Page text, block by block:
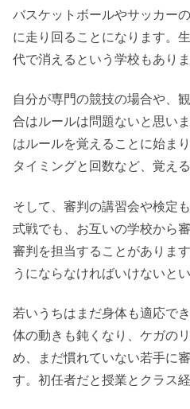
バスケットボールやサッカー
に走り回ることになります。
代で消えるという学校もありま
自分が専門の競技の場合や、
合はルールは問題ないと思い
はルールを覚えることに始ま
タイミングと回数など、覚え
そして、審判の講習会や検定
式戦でも、お互いの学校から
審判を担当することがありま
うにならなければいけないと
若いうちはまだ身体も適応で
体の動きも鈍くなり、ケガの
め、まだ慣れていない若手に
す。初任者だと授業とクラス